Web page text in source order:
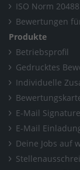
ISO Norm 20488
Bewertungen
Produkte
Betriebsprofil
Gedrucktes
Individuelle
E-Mail
E-Mail
Deine Jobs auf